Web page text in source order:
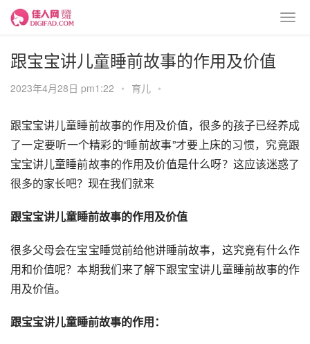
跟宝宝讲儿童睡前故事的作用及价值
2023年4月28日 pm1:22 • 育儿 •
跟宝宝讲儿童睡前故事的作用及价值，很多的孩子已经养成
了一定要听一个精彩的“睡前故事”才要上床的习惯，究竟跟
宝宝讲儿童睡前故事的作用及价值是什么呀？这应该迷惑了
很多的家长吧？现在我们就来
跟宝宝讲儿童睡前故事的作用及价值
很多父母会在宝宝睡觉前给他讲睡前故事，这究竟有什么作
用和价值呢？本期我们来了解下跟宝宝讲儿童睡前故事的作
用及价值。
跟宝宝讲儿童睡前故事的作用：